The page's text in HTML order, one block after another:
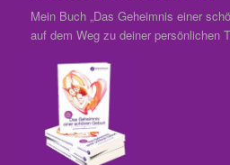
Mein Buch „Das Geheimnis einer
auf dem Weg zu deiner persönlichen